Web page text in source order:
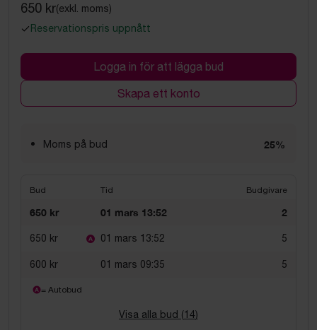
650 kr(exkl. moms)
Reservationspris uppnått
Logga in för att lägga bud
Skapa ett konto
Moms på bud 25%
Bud Tid Budgivare
650 kr 01 mars 13:52 2
650 kr 01 mars 13:52 5
600 kr 01 mars 09:35 5
= Autobud
Visa alla bud (14)